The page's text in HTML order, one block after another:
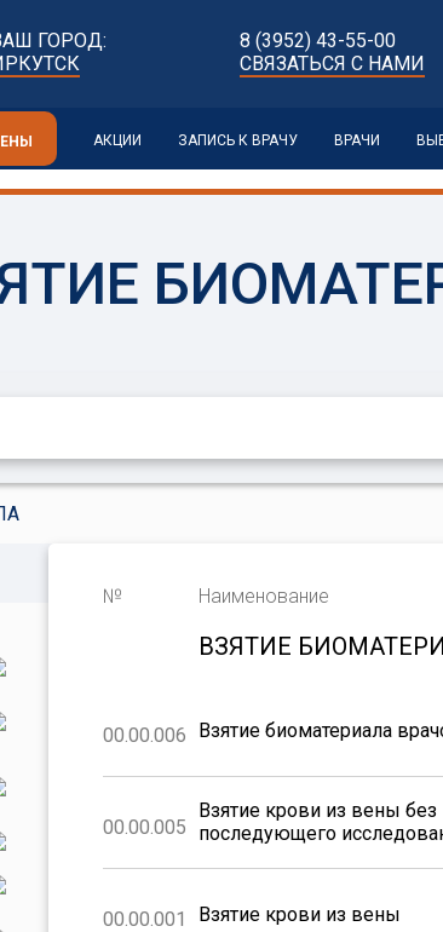
ГОРОД:
8 (3952) 43-55-00
СВЯЗАТЬСЯ С НАМИ
АКЦИИ ЗАПИСЬ К ВРАЧУ ВРАЧИ
№ Наименование
ВЗЯТИЕ
00.00.006 Взятие биоматериала
00.00.005
Взятие крови из вены без
последующего
00.00.001 Взятие крови из вены